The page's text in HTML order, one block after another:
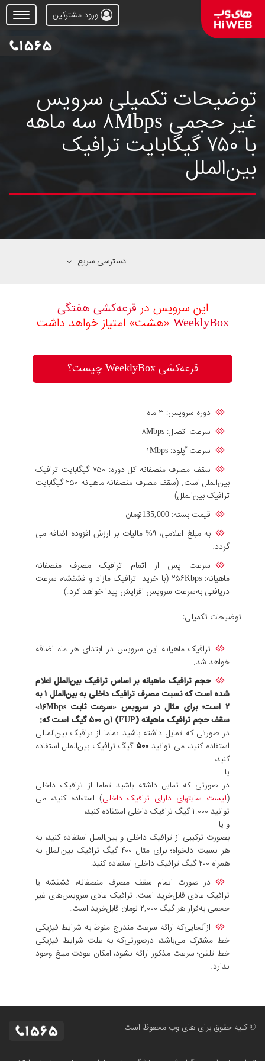
Open
Menu
ورود مشترکین
توضیحات تکمیلی سرویس
غیر حجمی ۸Mbps سه ماهه
با ۷۵۰ گیگابایت ترافیک
بین‌الملل
دسترسی سریع
این سرویس در قرعه‎‌کشی هفتگی
WeeklyBox «هشت» امتیاز خواهد داشت
قرعه‌کشی WeeklyBox چیست؟
دوره سرویس: ۳ ماه
سرعت اتصال: ۸Mbps
سرعت آپلود: ۱Mbps
سقف مصرف منصفانه کل دوره: ۷۵۰ گیگابایت ترافیک
بین‌الملل است. (سقف مصرف منصفانه ماهیانه ۲۵۰ گیگابایت
ترافیک بین‌الملل)
قیمت بسته: 135,000تومان
به مبلغ اعلامی، ۹% مالیات بر ارزش افزوده اضافه می
گردد.
سرعت پس از اتمام ترافیک مصرف منصفانه
ماهیانه: ۲۵۶Kbps (با خرید ترافیک مازاد و فشفشه، سرعت
دریافتی به‌سرعت سرویس افزایش پیدا خواهد کرد.)
توضیحات تکمیلی:
ترافیک ماهیانه این سرویس در ابتدای هر ماه اضافه
خواهد شد.
حجم ترافیک ماهیانه بر اساس ترافیک بین‌الملل اعلام
شده است که نسبت مصرف ترافیک داخلی به بین‌الملل ۱ به
۲ است؛ برای مثال در سرویس «سرعت ثابت ۱۶Mbps»
سقف حجم ترافیک ماهیانه (FUP) آن
۵۰۰ گیگ است که:
در صورتی که تمایل داشته باشید تماما از ترافیک بین‌المللی
استفاده کنید، می توانید ۵۰۰ گیگ ترافیک بین‌الملل استفاده
کنید،
یا
در صورتی که تمایل داشته باشید تماما از ترافیک داخلی
(لیست سایتهای دارای ترافیک داخلی) استفاده کنید، می
توانید ۱.۰۰۰ گیگ ترافیک داخلی استفاده کنید،
و یا
بصورت ترکیبی از ترافیک داخلی و بین‌الملل استفاده کنید، به
هر نسبت دلخواه؛ برای مثال ۴۰۰ گیگ ترافیک بین‌الملل به
همراه ۲۰۰ گیگ ترافیک داخلی استفاده کنید.
در صورت اتمام سقف مصرف منصفانه، فشفشه یا
ترافیک عادی قابل‌خرید است. ترافیک عادی سرویس‌های غیر
حجمی به‌قرار هر گیگ ۲,۰۰۰ تومان قابل‌خرید است.
ازآنجایی‌که ارائه سرعت مندرج منوط به شرایط فیزیکی
خط مشترک می‌باشد، درصورتی‌که به علت شرایط فیزیکی
خط تلفن؛ سرعت مذکور ارائه نشود، امکان عودت مبلغ وجود
ندارد.
© کلیه حقوق برای های وب محفوظ است